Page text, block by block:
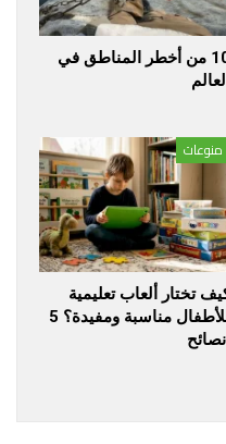
10 من أخطر المناطق في
العالم
منوعات
تختار ألعاب تعليمية
للأطفال مناسبة ومفيدة؟ 5
انصائح